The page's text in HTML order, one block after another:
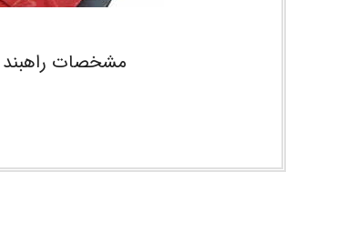
مشخصات راهبند